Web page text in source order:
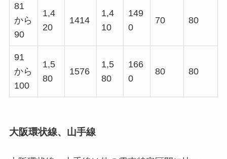
81
から
90
1,4
20
1414
1,4
10
149
0
70 80
91
から
100
1,5
80
1576
1,5
80
166
0
80 80
大阪環状線、山手線